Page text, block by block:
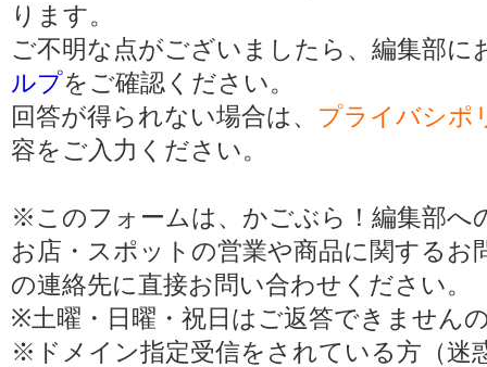
ります。
ご不明な点がございましたら、編集部
ルプをご確認ください。
回答が得られない場合は、 プライバシポ
容をご入力ください。
※このフォームは、かごぶら！編集部へ
お店・スポットの営業や商品に関する
の連絡先に直接お問い合わせください。
※土曜・日曜・祝日はご返答できません
※ドメイン指定受信をされている方（迷